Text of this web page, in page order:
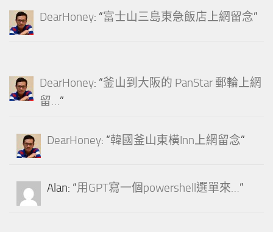
DearHoney: “富士山三島東急飯店上網留念”
DearHoney: “釜山到大阪的 PanStar 郵輪上網
留…”
DearHoney: “韓國釜山東橫Inn上網留念”
Alan: “用GPT寫一個powershell選單來…”